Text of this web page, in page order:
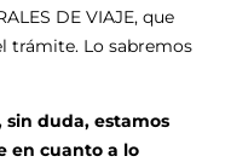
DE VIAJE, que
trámite. Lo sabremos
sin duda, estamos
en cuanto a lo